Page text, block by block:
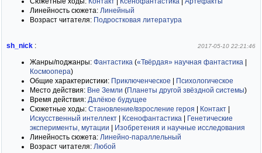
Линейность сюжета: Линейный
Возраст читателя: Подростковая литература
sh_nick : 2017-05-10 22:21:46
Жанры/поджанры: Фантастика («Твёрдая» научная фантастика
Космоопера)
Общие характеристики: Приключенческое
Психологическое
Место действия: Вне Земли (Планеты другой звёздной системы)
Время действия: Далёкое будущее
Сюжетные ходы: Становление/взросление героя Контакт
Искусственный интеллект
Ксенофантастика
Генетические
эксперименты, мутации
Изобретения и научные исследования
Линейность сюжета: Линейно-параллельный
Возраст читателя: Любой